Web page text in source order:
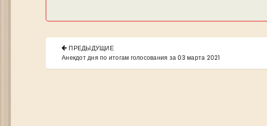
Навигация
по
записям
ПРЕДЫДУЩИЕ
PREVIOUS
POST:
Анекдот дня по итогам голосования за 03 марта 2021